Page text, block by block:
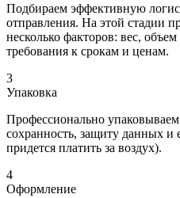
Подбираем эффективную
отправления. На этой стадии
несколько факторов: вес,
требования к срокам и ценам.
3
Упаковка
Профессионально
сохранность, защиту данных и
придется платить за воздух).
4
Оформление